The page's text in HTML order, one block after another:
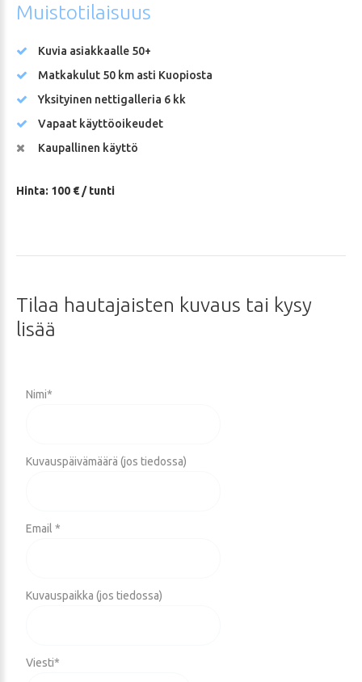
Muistotilaisuus
Kuvia asiakkaalle 50+
Matkakulut 50 km asti Kuopiosta
Yksityinen nettigalleria 6 kk
Vapaat käyttöoikeudet
Kaupallinen käyttö
Hinta: 100 € / tunti
Tilaa hautajaisten kuvaus tai kysy
lisää
Nimi*
Kuvauspäivämäärä (jos tiedossa)
Email *
Kuvauspaikka (jos tiedossa)
Viesti*